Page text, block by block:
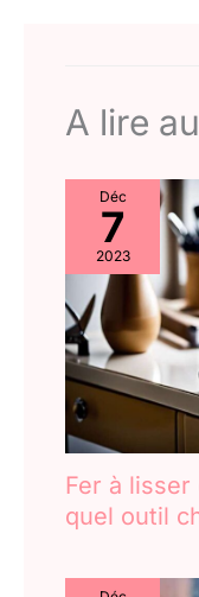
A lire
Déc
7
2023
Fer à
quel outil